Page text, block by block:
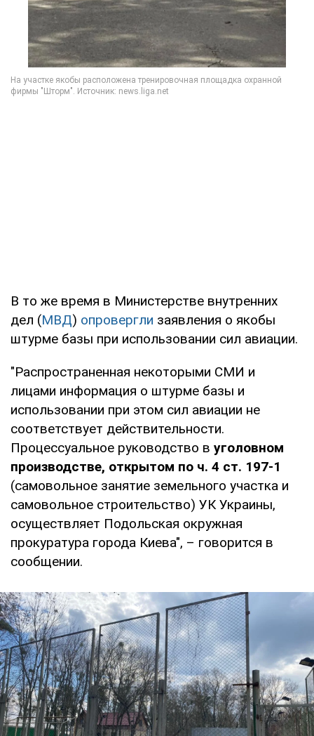
В то же время в Министерстве внутренних
дел (МВД) опровергли заявления о якобы
штурме базы при использовании сил авиации.
"Распространенная некоторыми СМИ и
лицами информация о штурме базы и
использовании при этом сил авиации не
соответствует действительности.
Процессуальное руководство в уголовном
производстве, открытом по ч. 4 ст. 197-1
(самовольное занятие земельного участка и
самовольное строительство) УК Украины,
осуществляет Подольская окружная
прокуратура города Киева", – говорится в
сообщении.